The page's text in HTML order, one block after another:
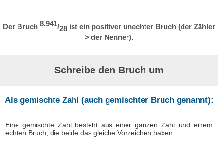
Der Bruch 8.941/28 ist ein positiver unechter Bruch (der Zähler
> der Nenner).
Schreibe den Bruch um
Als gemischte Zahl (auch gemischter Bruch genannt):
Eine gemischte Zahl besteht aus einer ganzen Zahl und einem
echten Bruch, die beide das gleiche Vorzeichen haben.